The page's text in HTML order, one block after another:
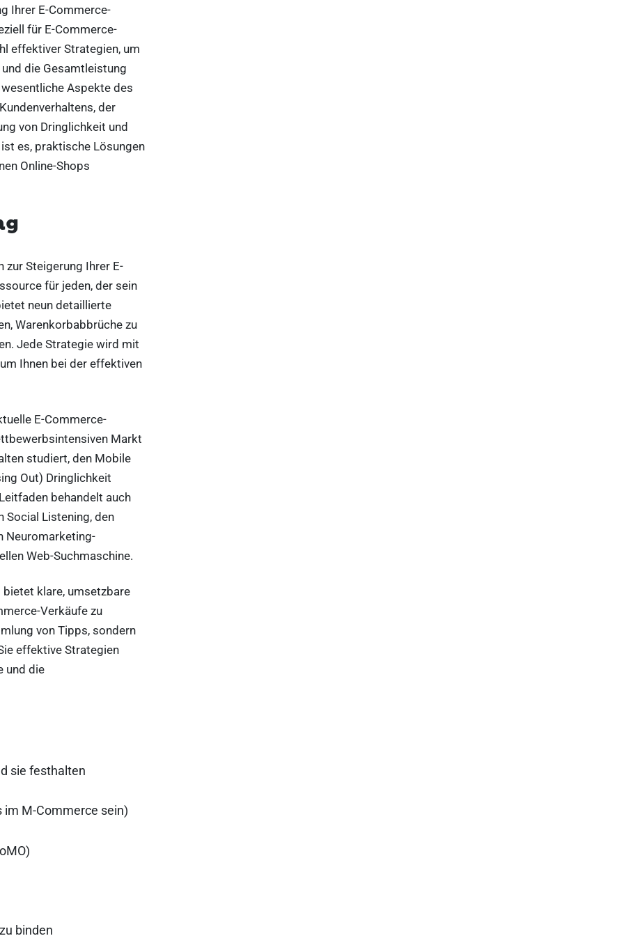
Ihrer E-Commerce-
für E-Commerce-
effektiver Strategien, um
die Gesamtleistung
Aspekte des
der
von Dringlichkeit und
es, praktische Lösungen
Online-Shops
zur Steigerung Ihrer E-
für jeden, der sein
neun detaillierte
Warenkorbabbrüche zu
Jede Strategie wird mit
Ihnen bei der effektiven
E-Commerce-
Markt
studiert, den Mobile
Out) Dringlichkeit
behandelt auch
Social Listening, den
Neuromarketing-
Web-Suchmaschine.
klare, umsetzbare
Verkäufe zu
von Tipps, sondern
effektive Strategien
und die
sie festhalten
M-Commerce sein)
binden